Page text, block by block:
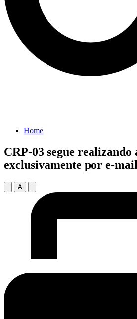
Home
CRP-03 segue realizando
exclusivamente por e-mail
A